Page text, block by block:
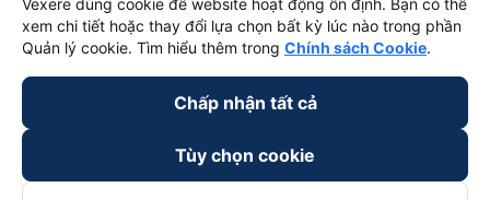
Vexere dùng cookie để website hoạt động ổn định. Bạn có thể
xem chi tiết hoặc thay đổi lựa chọn bất kỳ lúc nào trong phần
Quản lý cookie. Tìm hiểu thêm trong Chính sách Cookie.
Chấp nhận tất cả
Tùy chọn cookie